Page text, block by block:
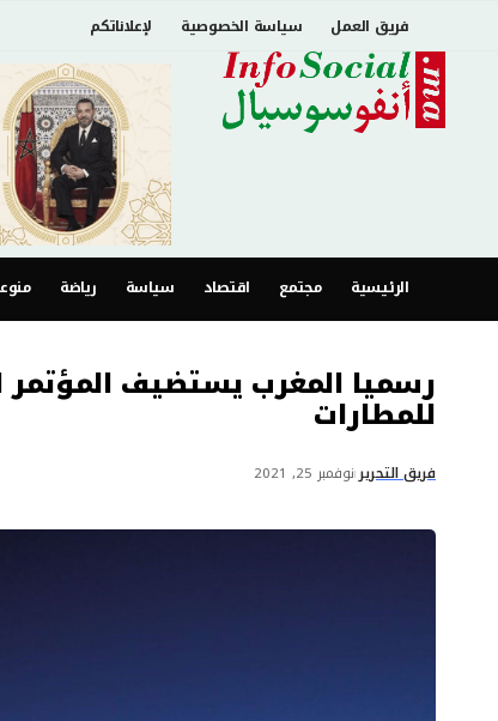
فريق العمل سياسة الخصوصية لإعلاناتكم
الرئيسية مجتمع اقتصاد سياسة رياضة
رسميا المغرب يستضيف
للمطارات
فريق التحرير نوفمبر 25, 2021